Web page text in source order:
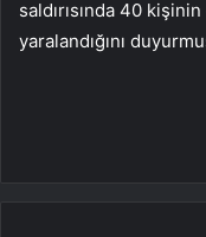
saldırısında 40
yaralandığını